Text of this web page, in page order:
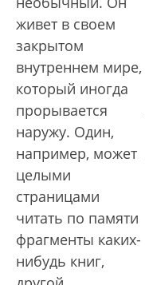
живет в своем
закрытом
внутреннем мире,
который иногда
прорывается
наружу. Один,
например, может
целыми
страницами
читать по памяти
фрагменты каких-
нибудь книг,